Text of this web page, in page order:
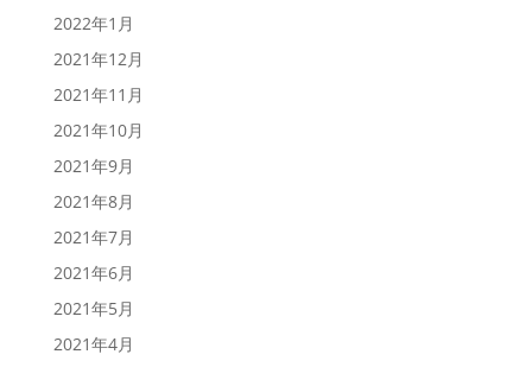
2022年1月
2021年12月
2021年11月
2021年10月
2021年9月
2021年8月
2021年7月
2021年6月
2021年5月
2021年4月